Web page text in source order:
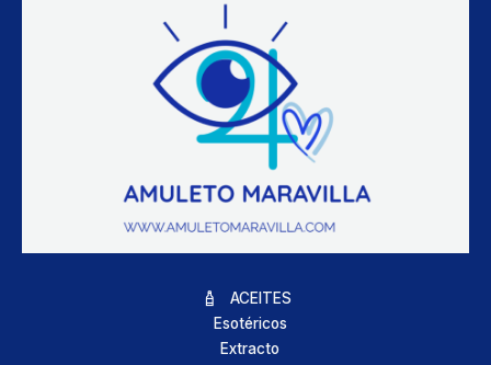
ACEITES
Esotéricos
Extracto